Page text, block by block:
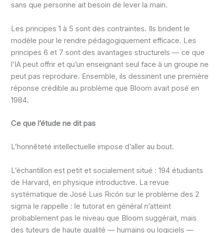
sans que personne ait besoin de lever la main.
Les principes 1 à 5 sont des contraintes. Ils brident le
modèle pour le rendre pédagogiquement efficace. Les
principes 6 et 7 sont des avantages structurels — ce que
l’IA peut offrir et qu’un enseignant seul face à un groupe ne
peut pas reproduire. Ensemble, ils dessinent une première
réponse crédible au problème que Bloom avait posé en
1984.
Ce que l’étude ne dit pas
L’honnêteté intellectuelle impose d’aller au bout.
L’échantillon est petit et socialement situé : 194 étudiants
de Harvard, en physique introductive. La revue
systématique de José Luis Ricón sur le problème des 2
sigma le rappelle : le tutorat en général n’atteint
probablement pas le niveau que Bloom suggérait, mais
des tuteurs de haute qualité — humains ou logiciels —